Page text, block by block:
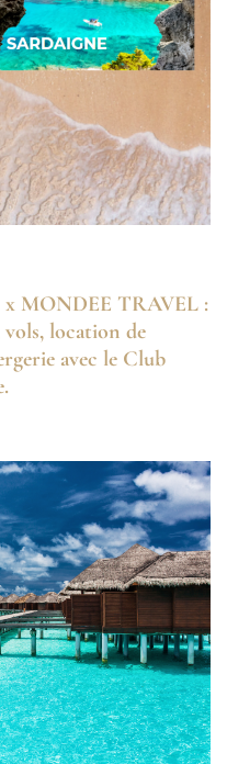
MONDEE TRAVEL :
location de
avec le Club